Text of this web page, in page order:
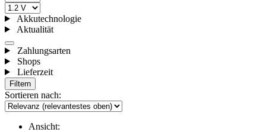
Akkutechnologie
Aktualität
Zahlungsarten
Shops
Lieferzeit
Filtern
Sortieren nach:
Ansicht: